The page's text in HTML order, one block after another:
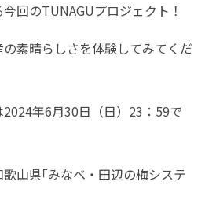
回のTUNAGUプロジェクト！
素晴らしさを体験してみてくだ
年6月30日（日）23：59で
山県｢みなべ・田辺の梅システ